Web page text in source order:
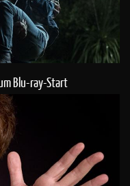
Blu-ray-Start